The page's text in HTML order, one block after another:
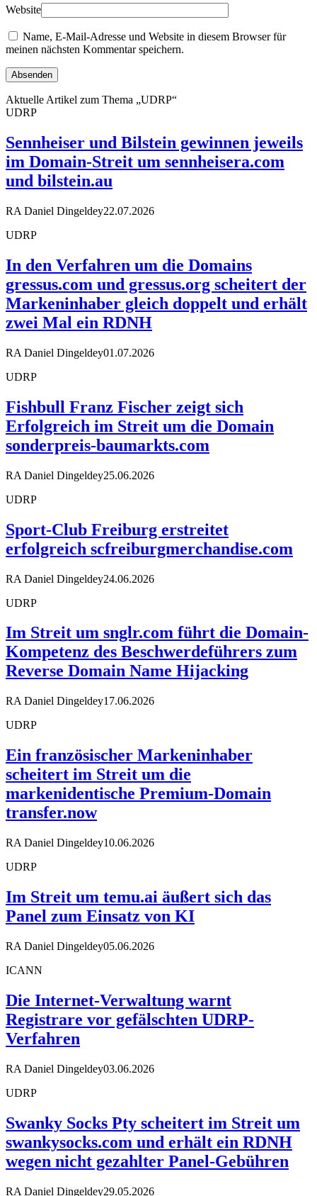
Website
Name, E-Mail-Adresse und Website in diesem Browser für
meinen nächsten Kommentar speichern.
Aktuelle Artikel zum Thema „UDRP“
UDRP
Sennheiser und Bilstein gewinnen jeweils
im Domain-Streit um sennheisera.com
und bilstein.au
RA Daniel Dingeldey22.07.2026
UDRP
In den Verfahren um die Domains
gressus.com und gressus.org scheitert der
Markeninhaber gleich doppelt und erhält
zwei Mal ein RDNH
RA Daniel Dingeldey01.07.2026
UDRP
Fishbull Franz Fischer zeigt sich
Erfolgreich im Streit um die Domain
sonderpreis-baumarkts.com
RA Daniel Dingeldey25.06.2026
UDRP
Sport-Club Freiburg erstreitet
erfolgreich scfreiburgmerchandise.com
RA Daniel Dingeldey24.06.2026
UDRP
Im Streit um snglr.com führt die Domain-
Kompetenz des Beschwerdeführers zum
Reverse Domain Name Hijacking
RA Daniel Dingeldey17.06.2026
UDRP
Ein französischer Markeninhaber
scheitert im Streit um die
markenidentische Premium-Domain
transfer.now
RA Daniel Dingeldey10.06.2026
UDRP
Im Streit um temu.ai äußert sich das
Panel zum Einsatz von KI
RA Daniel Dingeldey05.06.2026
ICANN
Die Internet-Verwaltung warnt
Registrare vor gefälschten UDRP-
Verfahren
RA Daniel Dingeldey03.06.2026
UDRP
Swanky Socks Pty scheitert im Streit um
swankysocks.com und erhält ein RDNH
wegen nicht gezahlter Panel-Gebühren
RA Daniel Dingeldey29.05.2026